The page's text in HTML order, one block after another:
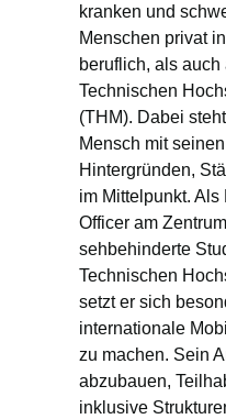
kranken und
Menschen privat
beruflich, als
Technischen
(THM). Dabei
Mensch mit
Hintergründen,
im Mittelpunkt.
Officer am
sehbehinderte
Technischen
setzt er sich
internationale
zu machen. Sein
abzubauen,
inklusive